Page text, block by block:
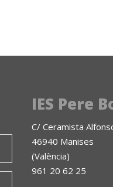
IES Pere
C/ Ceramista
46940 Manises
(València)
961 20 62 25